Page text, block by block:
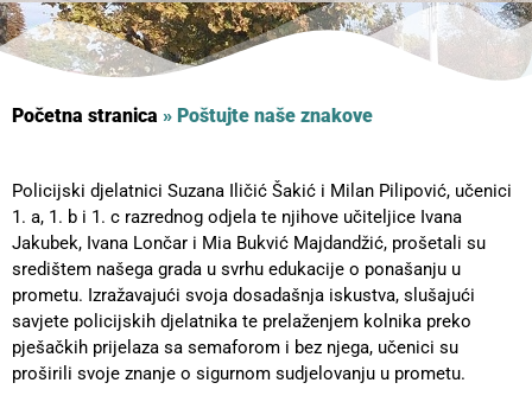
Početna stranica » Poštujte naše znakove
Policijski djelatnici Suzana Iličić Šakić i Milan Pilipović, učenici
1. a, 1. b i 1. c razrednog odjela te njihove učiteljice Ivana
Jakubek, Ivana Lončar i Mia Bukvić Majdandžić, prošetali su
središtem našega grada u svrhu edukacije o ponašanju u
prometu. Izražavajući svoja dosadašnja iskustva, slušajući
savjete policijskih djelatnika te prelaženjem kolnika preko
pješačkih prijelaza sa semaforom i bez njega, učenici su
proširili svoje znanje o sigurnom sudjelovanju u prometu.